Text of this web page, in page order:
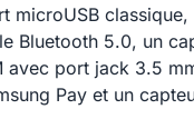
microUSB classique,
Bluetooth 5.0, un
avec port jack 3.5
Pay et un